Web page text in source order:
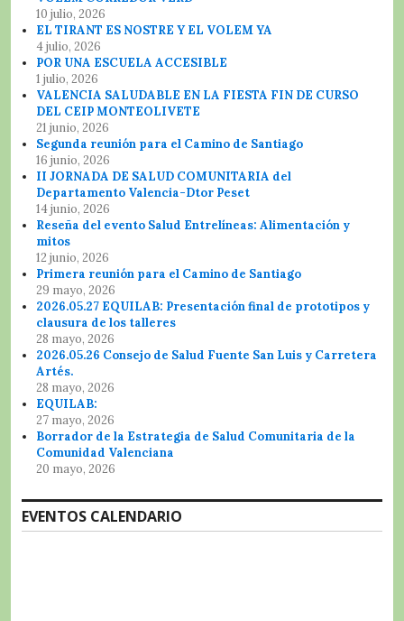
10 julio, 2026
EL TIRANT ES NOSTRE Y EL VOLEM YA
4 julio, 2026
POR UNA ESCUELA ACCESIBLE
1 julio, 2026
VALENCIA SALUDABLE EN LA FIESTA FIN DE CURSO
DEL CEIP MONTEOLIVETE
21 junio, 2026
Segunda reunión para el Camino de Santiago
16 junio, 2026
II JORNADA DE SALUD COMUNITARIA del
Departamento Valencia-Dtor Peset
14 junio, 2026
Reseña del evento Salud Entrelíneas: Alimentación y
mitos
12 junio, 2026
Primera reunión para el Camino de Santiago
29 mayo, 2026
2026.05.27 EQUILAB: Presentación final de prototipos y
clausura de los talleres
28 mayo, 2026
2026.05.26 Consejo de Salud Fuente San Luis y Carretera
Artés.
28 mayo, 2026
EQUILAB:
27 mayo, 2026
Borrador de la Estrategia de Salud Comunitaria de la
Comunidad Valenciana
20 mayo, 2026
EVENTOS CALENDARIO